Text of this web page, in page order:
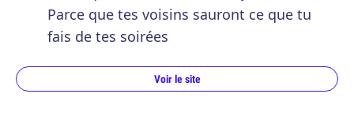
Parce que tes voisins sauront ce que tu
fais de tes soirées
Voir le site